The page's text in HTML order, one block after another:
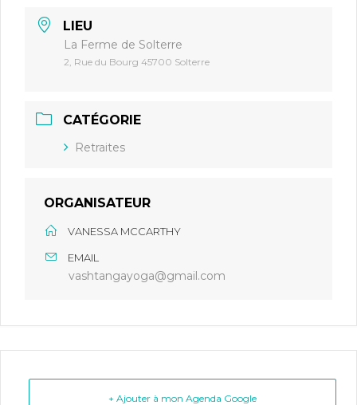
LIEU
La Ferme de Solterre
2, Rue du Bourg 45700 Solterre
CATÉGORIE
Retraites
ORGANISATEUR
VANESSA MCCARTHY
EMAIL
vashtangayoga@gmail.com
+ Ajouter à mon Agenda Google